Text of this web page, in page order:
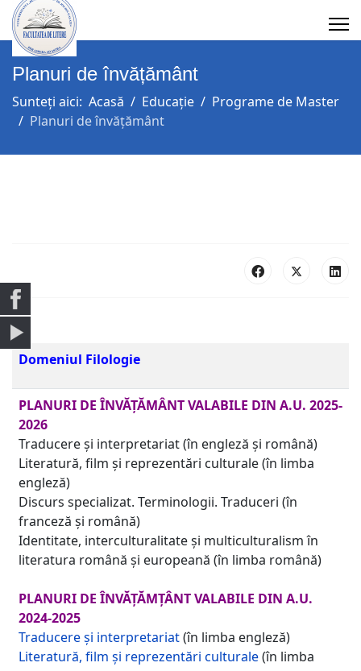
Planuri de învățământ
Sunteți aici: Acasă Educație
Programe de Master
Planuri de învățământ
Domeniul Filologie
PLANURI DE ÎNVĂȚĂMÂNT VALABILE DIN A.U. 2025-
2026
Traducere și interpretariat (în engleză și română)
Literatură, film și reprezentări culturale (în limba
engleză)
Discurs specializat. Terminologii. Traduceri (în
franceză și română)
Identitate, interculturalitate și multiculturalism în
literatura română și europeană (în limba română)
PLANURI DE ÎNVĂȚĂMȚÂNT VALABILE DIN A.U.
2024-2025
Traducere și interpretariat(în limba engleză)
Literatură, film și reprezentări culturale(în limba